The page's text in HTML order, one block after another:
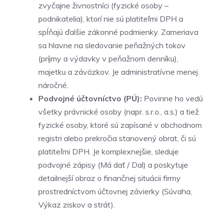
zvyčajne živnostníci (fyzické osoby –
podnikatelia), ktorí nie sú platiteľmi DPH a
spĺňajú ďalšie zákonné podmienky. Zameriava
sa hlavne na sledovanie peňažných tokov
(príjmy a výdavky v peňažnom denníku),
majetku a záväzkov. Je administratívne menej
náročné.
Podvojné účtovníctvo (PÚ): Povinne ho vedú
všetky právnické osoby (napr. s.r.o., a.s.) a tiež
fyzické osoby, ktoré sú zapísané v obchodnom
registri alebo prekročia stanovený obrat, či sú
platiteľmi DPH. Je komplexnejšie, sleduje
podvojné zápisy (Má dať / Dal) a poskytuje
detailnejší obraz o finančnej situácii firmy
prostredníctvom účtovnej závierky (Súvaha,
Výkaz ziskov a strát).